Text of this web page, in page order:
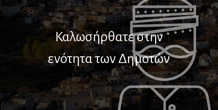
Καλωσήρθατε στην
ενότητα των Δημοτών